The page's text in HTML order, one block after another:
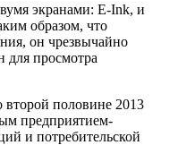
экранами: E-Ink, и
образом, что
он чрезвычайно
для просмотра
второй половине 2013
предприятием-
и потребительской